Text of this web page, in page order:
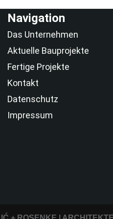
Navigation
Das Unternehmen
Aktuelle Bauprojekte
Fertige Projekte
Kontakt
Datenschutz
Impressum